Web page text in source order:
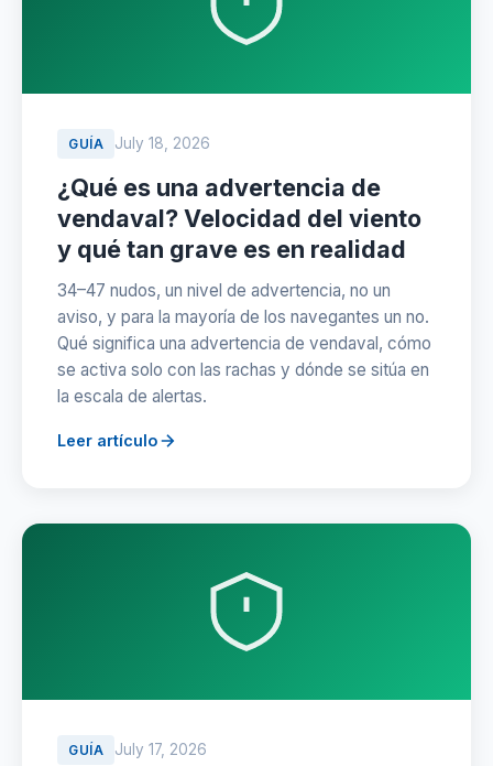
GUÍA July 18, 2026
¿Qué es una advertencia de
vendaval? Velocidad del viento
y qué tan grave es en realidad
34–47 nudos, un nivel de advertencia, no un
aviso, y para la mayoría de los navegantes un no.
Qué significa una advertencia de vendaval, cómo
se activa solo con las rachas y dónde se sitúa en
la escala de alertas.
Leer artículo
GUÍA July 17, 2026